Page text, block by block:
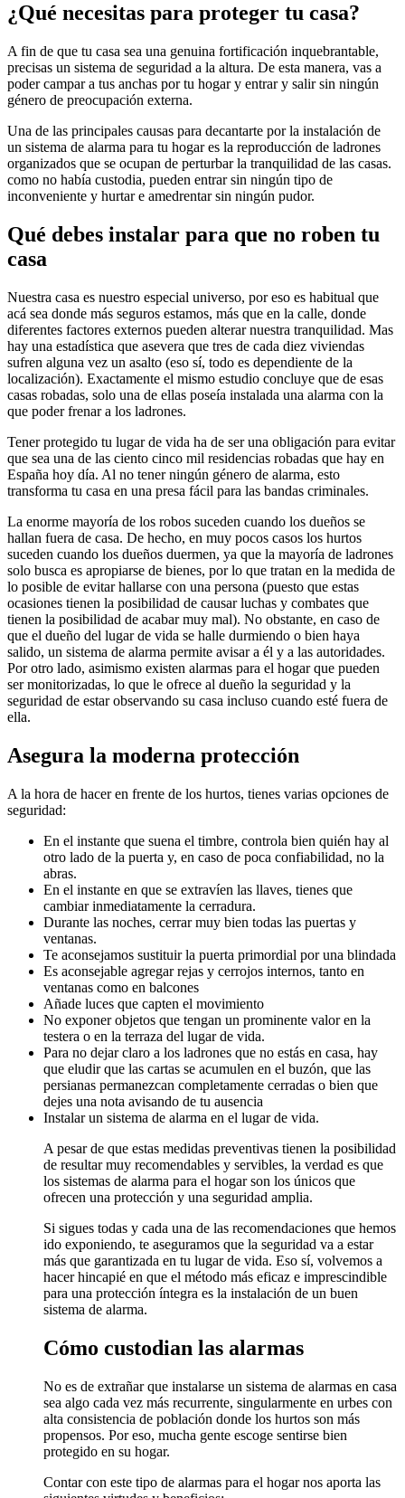
¿Qué necesitas para proteger tu casa?
A fin de que tu casa sea una genuina fortificación inquebrantable,
precisas un sistema de seguridad a la altura. De esta manera, vas a
poder campar a tus anchas por tu hogar y entrar y salir sin ningún
género de preocupación externa.
Una de las principales causas para decantarte por la instalación de
un sistema de alarma para tu hogar es la reproducción de ladrones
organizados que se ocupan de perturbar la tranquilidad de las casas.
como no había custodia, pueden entrar sin ningún tipo de
inconveniente y hurtar e amedrentar sin ningún pudor.
Qué debes instalar para que no roben tu
casa
Nuestra casa es nuestro especial universo, por eso es habitual que
acá sea donde más seguros estamos, más que en la calle, donde
diferentes factores externos pueden alterar nuestra tranquilidad. Mas
hay una estadística que asevera que tres de cada diez viviendas
sufren alguna vez un asalto (eso sí, todo es dependiente de la
localización). Exactamente el mismo estudio concluye que de esas
casas robadas, solo una de ellas poseía instalada una alarma con la
que poder frenar a los ladrones.
Tener protegido tu lugar de vida ha de ser una obligación para evitar
que sea una de las ciento cinco mil residencias robadas que hay en
España hoy día. Al no tener ningún género de alarma, esto
transforma tu casa en una presa fácil para las bandas criminales.
La enorme mayoría de los robos suceden cuando los dueños se
hallan fuera de casa. De hecho, en muy pocos casos los hurtos
suceden cuando los dueños duermen, ya que la mayoría de ladrones
solo busca es apropiarse de bienes, por lo que tratan en la medida de
lo posible de evitar hallarse con una persona (puesto que estas
ocasiones tienen la posibilidad de causar luchas y combates que
tienen la posibilidad de acabar muy mal). No obstante, en caso de
que el dueño del lugar de vida se halle durmiendo o bien haya
salido, un sistema de alarma permite avisar a él y a las autoridades.
Por otro lado, asimismo existen alarmas para el hogar que pueden
ser monitorizadas, lo que le ofrece al dueño la seguridad y la
seguridad de estar observando su casa incluso cuando esté fuera de
ella.
Asegura la moderna protección
A la hora de hacer en frente de los hurtos, tienes varias opciones de
seguridad:
En el instante que suena el timbre, controla bien quién hay al
otro lado de la puerta y, en caso de poca confiabilidad, no la
abras.
En el instante en que se extravíen las llaves, tienes que
cambiar inmediatamente la cerradura.
Durante las noches, cerrar muy bien todas las puertas y
ventanas.
Te aconsejamos sustituir la puerta primordial por una blindada
Es aconsejable agregar rejas y cerrojos internos, tanto en
ventanas como en balcones
Añade luces que capten el movimiento
No exponer objetos que tengan un prominente valor en la
testera o en la terraza del lugar de vida.
Para no dejar claro a los ladrones que no estás en casa, hay
que eludir que las cartas se acumulen en el buzón, que las
persianas permanezcan completamente cerradas o bien que
dejes una nota avisando de tu ausencia
Instalar un sistema de alarma en el lugar de vida.
A pesar de que estas medidas preventivas tienen la posibilidad
de resultar muy recomendables y servibles, la verdad es que
los sistemas de alarma para el hogar son los únicos que
ofrecen una protección y una seguridad amplia.
Si sigues todas y cada una de las recomendaciones que hemos
ido exponiendo, te aseguramos que la seguridad va a estar
más que garantizada en tu lugar de vida. Eso sí, volvemos a
hacer hincapié en que el método más eficaz e imprescindible
para una protección íntegra es la instalación de un buen
sistema de alarma.
Cómo custodian las alarmas
No es de extrañar que instalarse un sistema de alarmas en casa
sea algo cada vez más recurrente, singularmente en urbes con
alta consistencia de población donde los hurtos son más
propensos. Por eso, mucha gente escoge sentirse bien
protegido en su hogar.
Contar con este tipo de alarmas para el hogar nos aporta las